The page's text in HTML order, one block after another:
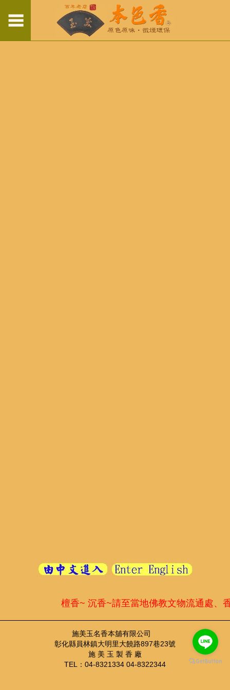
檀香~ 沉香~請至當地佛教文物流通處、
施美玉名香本舖有限公司
彰化縣員林鎮大明里大饒路897巷23號
施 美 玉 製 香 廠
TEL：04-8321334 04-8322344